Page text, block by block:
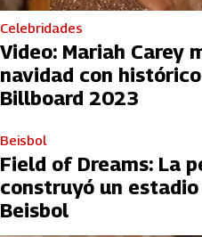
Celebridades
Video: Mariah Carey
navidad con
Billboard 2023
Beisbol
Field of Dreams: La
construyó un estadio
Beisbol